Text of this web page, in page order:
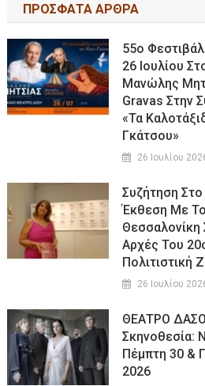
ΠΡΟΣΦΑΤΑ ΑΡΘΡΑ
55ο
26 Ιουλίου
Μανώλης
Gravas Στην
«τα
Γκάτσου»
26 Ιουλίου
Συζήτηση
Έκθεση Με
Θεσσαλονίκη
Αρχές Του
Πολιτιστική
26 Ιουλίου
ΘΕΑΤΡΟ
Σκηνοθεσία:
Πέμπτη 30 &
2026